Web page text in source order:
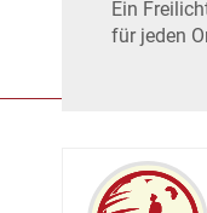
Ein
für jeden